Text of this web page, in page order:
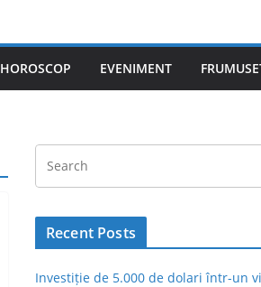
HOROSCOP EVENIMENT
Recent Posts
Investiție de 5.000 de dolari într-un